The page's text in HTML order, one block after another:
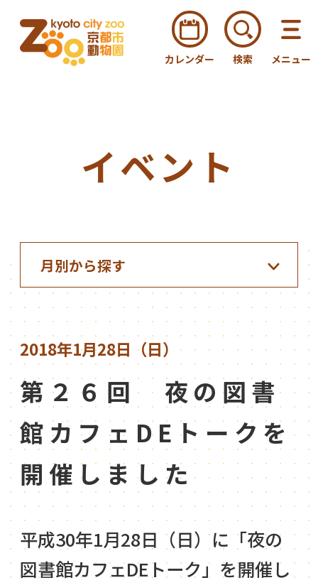
カレンダー 検索 メニュー
イベント
2018年1月28日（日）
第２６回 夜の図書
館カフェDEトークを
開催しました
平成30年1月28日（日）に「夜の
図書館カフェDEトーク」を開催し